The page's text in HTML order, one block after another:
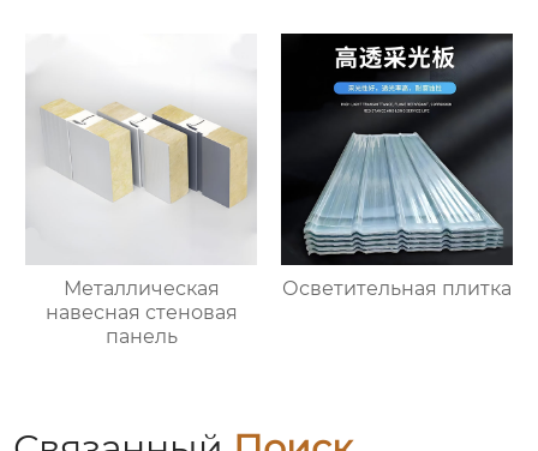
Металлическая
навесная стеновая
панель
Осветительная плитка